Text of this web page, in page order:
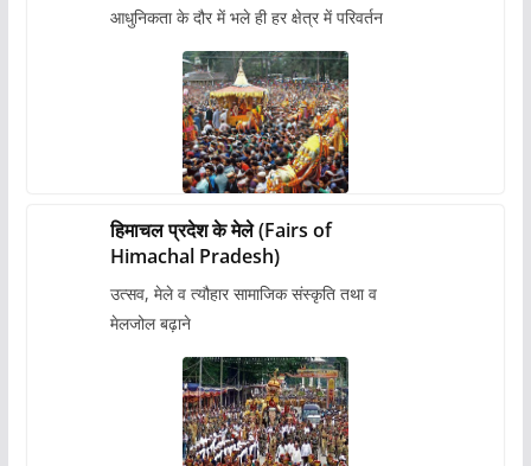
आधुनिकता के दौर में भले ही हर क्षेत्र में परिवर्तन
हिमाचल प्रदेश के मेले (Fairs of
Himachal Pradesh)
उत्सव, मेले व त्यौहार सामाजिक संस्कृति तथा व
मेलजोल बढ़ाने